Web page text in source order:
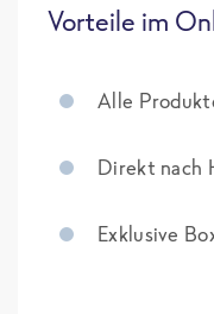
Vorteile im
Alle
Direkt nach
Exklusive